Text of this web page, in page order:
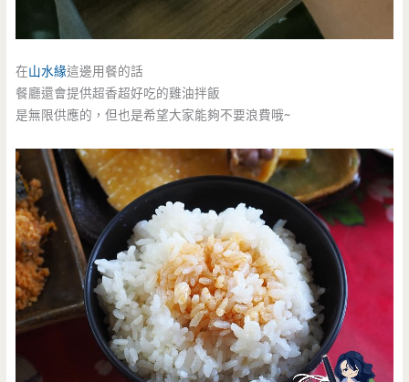
在山水緣這邊用餐的話
餐廳還會提供超香超好吃的雞油拌飯
是無限供應的，但也是希望大家能夠不要浪費哦~